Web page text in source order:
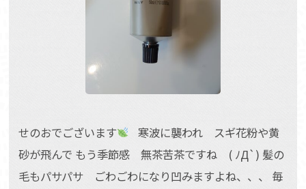
せのおでございます
寒波に襲われ スギ花粉や黄
砂が飛んで もう季節感 無茶苦茶ですね ( ﾉД`) 髪の
毛もパサパサ ごわごわになり凹みますよね、、、 毎